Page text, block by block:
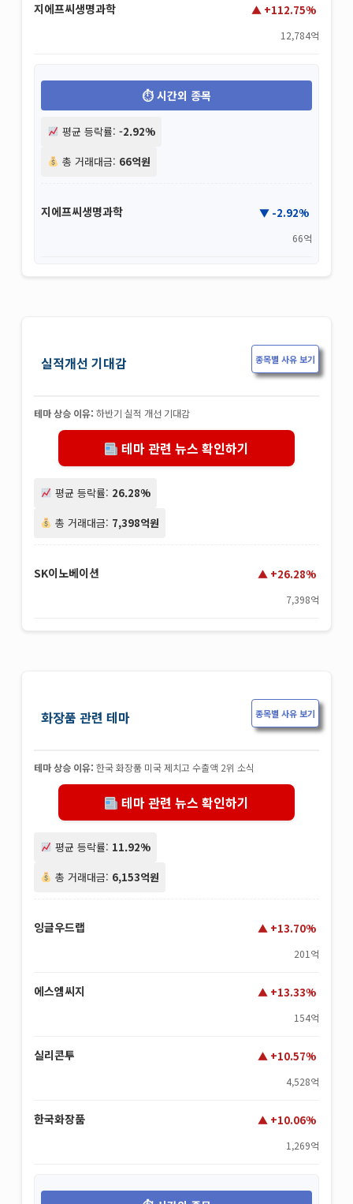
지에프씨생명과학 +112.75%
12,784억
시간외 종목
평균 등락률: -2.92%
총 거래대금: 66억원
지에프씨생명과학 -2.92%
66억
실적개선 기대감 종목별 사유 보기
테마 상승 이유: 하반기 실적 개선 기대감
테마 관련 뉴스 확인하기
평균 등락률: 26.28%
총 거래대금: 7,398억원
SK이노베이션 +26.28%
7,398억
화장품 관련 테마 종목별 사유 보기
테마 상승 이유: 한국 화장품 미국 제치고 수출액 2위 소식
테마 관련 뉴스 확인하기
평균 등락률: 11.92%
총 거래대금: 6,153억원
잉글우드랩 +13.70%
201억
에스엠씨지 +13.33%
154억
실리콘투 +10.57%
4,528억
한국화장품 +10.06%
1,269억